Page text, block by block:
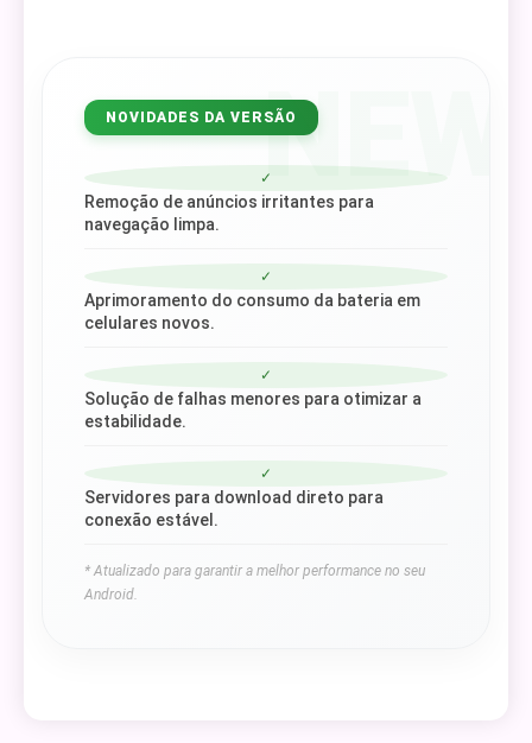
NEW
NOVIDADES DA VERSÃO
✓
Remoção de anúncios irritantes para
navegação limpa.
✓
Aprimoramento do consumo da bateria em
celulares novos.
✓
Solução de falhas menores para otimizar a
estabilidade.
✓
Servidores para download direto para
conexão estável.
* Atualizado para garantir a melhor performance no seu
Android.